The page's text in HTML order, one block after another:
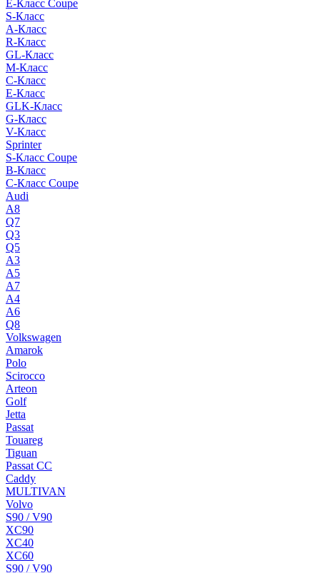
E-Класс Coupe
S-Класс
A-Класс
R-Класс
GL-Класс
M-Класс
C-Класс
E-Класс
GLK-Класс
G-Класс
V-Класс
Sprinter
S-Класс Сoupe
B-Класс
C-Класс Coupe
Audi
A8
Q7
Q3
Q5
A3
A5
A7
A4
A6
Q8
Volkswagen
Amarok
Polo
Scirocco
Arteon
Golf
Jetta
Passat
Touareg
Tiguan
Passat CC
Caddy
MULTIVAN
Volvo
S90 / V90
XC90
XC40
XC60
S90 / V90